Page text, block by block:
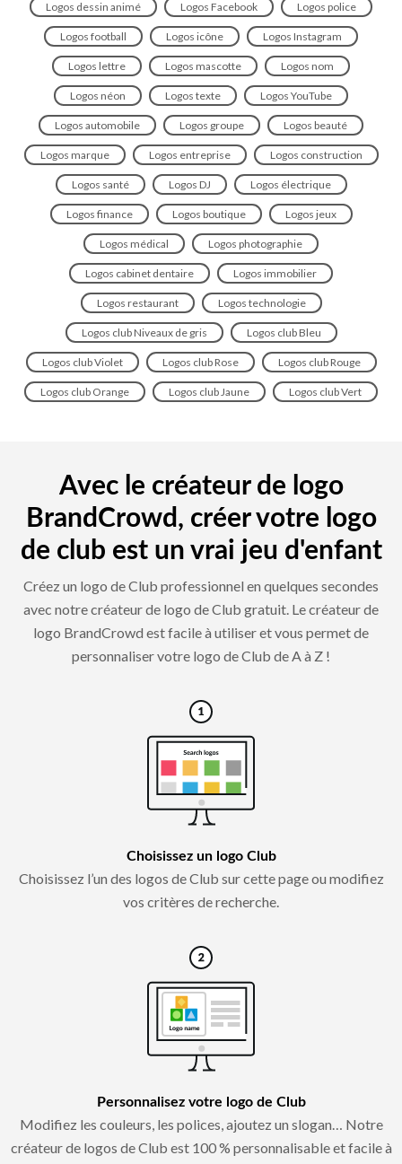
Logos dessin animé Logos Facebook Logos police
Logos football Logos icône Logos Instagram
Logos lettre Logos mascotte Logos nom
Logos néon Logos texte Logos YouTube
Logos automobile Logos groupe Logos beauté
Logos marque Logos entreprise Logos construction
Logos santé Logos DJ Logos électrique
Logos finance Logos boutique Logos jeux
Logos médical Logos photographie
Logos cabinet dentaire Logos immobilier
Logos restaurant Logos technologie
Logos club Niveaux de gris Logos club Bleu
Logos club Violet Logos club Rose Logos club Rouge
Logos club Orange Logos club Jaune Logos club Vert
Avec le créateur de logo
BrandCrowd, créer votre logo
de club est un vrai jeu d'enfant
Créez un logo de Club professionnel en quelques secondes
avec notre créateur de logo de Club gratuit. Le créateur de
logo BrandCrowd est facile à utiliser et vous permet de
personnaliser votre logo de Club de A à Z !
Choisissez un logo Club
Choisissez l’un des logos de Club sur cette page ou modifiez
vos critères de recherche.
Personnalisez votre logo de Club
Modifiez les couleurs, les polices, ajoutez un slogan… Notre
créateur de logos de Club est 100 % personnalisable et facile à